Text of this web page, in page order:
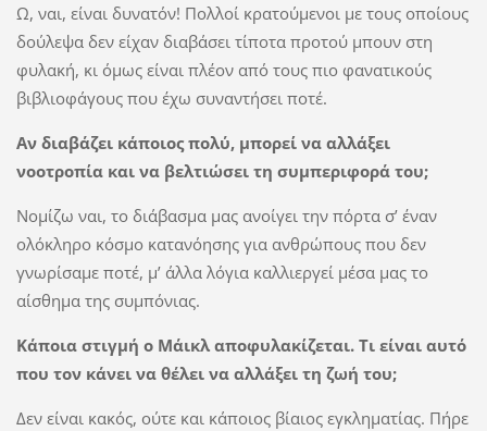
Ω, ναι, είναι δυνατόν! Πολλοί κρατούμενοι με τους οποίους
δούλεψα δεν είχαν διαβάσει τίποτα προτού μπουν στη
φυλακή, κι όμως είναι πλέον από τους πιο φανατικούς
βιβλιοφάγους που έχω συναντήσει ποτέ.
Αν διαβάζει κάποιος πολύ, μπορεί να αλλάξει
νοοτροπία και να βελτιώσει τη συμπεριφορά του;
Νομίζω ναι, το διάβασμα μας ανοίγει την πόρτα σ’ έναν
ολόκληρο κόσμο κατανόησης για ανθρώπους που δεν
γνωρίσαμε ποτέ, μ’ άλλα λόγια καλλιεργεί μέσα μας το
αίσθημα της συμπόνιας.
Κάποια στιγμή ο Μάικλ αποφυλακίζεται. Τι είναι αυτό
που τον κάνει να θέλει να αλλάξει τη ζωή του;
Δεν είναι κακός, ούτε και κάποιος βίαιος εγκληματίας. Πήρε